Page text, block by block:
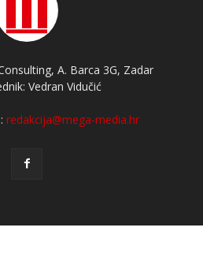
A. Barca 3G, Zadar
Vedran Vidučić
redakcija@mega-media.hr